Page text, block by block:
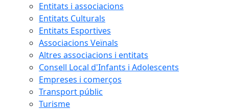
Entitats i associacions
Entitats Culturals
Entitats Esportives
Associacions Veïnals
Altres associacions i entitats
Consell Local d'Infants i Adolescents
Empreses i comerços
Transport públic
Turisme